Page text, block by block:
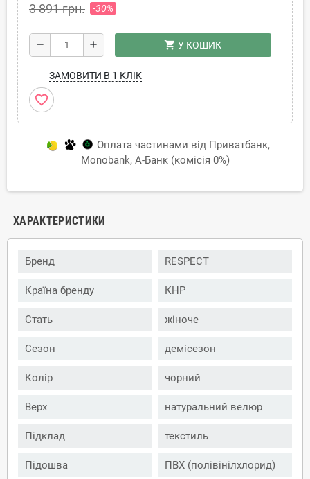
3 891 грн. -30%
remove add shopping_cart У КОШИК
ЗАМОВИТИ В 1 КЛІК
favorite_border
Оплата частинами від Приватбанк,
Monobank, А-Банк (комісія 0%)
ХАРАКТЕРИСТИКИ
Бренд RESPECT
Країна бренду КНР
Стать жіноче
Сезон демісезон
Колір чорний
Верх натуральний велюр
Підклад текстиль
Підошва ПВХ (полівінілхлорид)